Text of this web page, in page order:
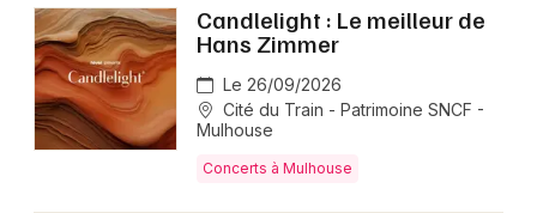
Candlelight : Le meilleur de
Hans Zimmer
Le 26/09/2026
Cité du Train - Patrimoine SNCF -
Mulhouse
Concerts à Mulhouse